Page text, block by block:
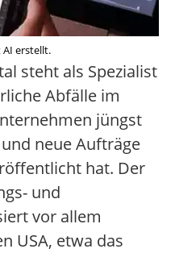
AI erstellt.
steht als Spezialist
Abfälle im
jüngst
neue Aufträge
hat. Der
und
vor allem
USA, etwa das